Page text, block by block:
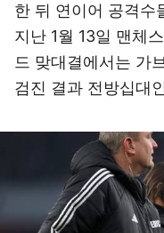
한 뒤 연이어 공격수
지난 1월 13일 맨체
드 맞대결에서는 가
검진 결과 전방십대